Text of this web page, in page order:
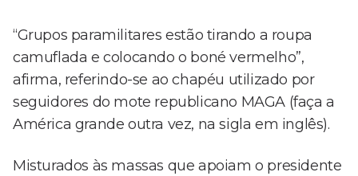
“Grupos paramilitares estão tirando a roupa
camuflada e colocando o boné vermelho”,
afirma, referindo-se ao chapéu utilizado por
seguidores do mote republicano MAGA (faça a
América grande outra vez, na sigla em inglês).
Misturados às massas que apoiam o presidente